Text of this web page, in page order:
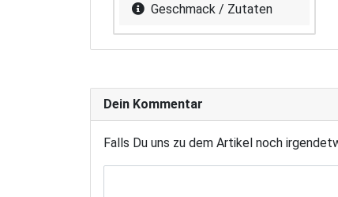
Geschmack / Zutaten
Dein Kommentar
Falls Du uns zu dem Artikel noch